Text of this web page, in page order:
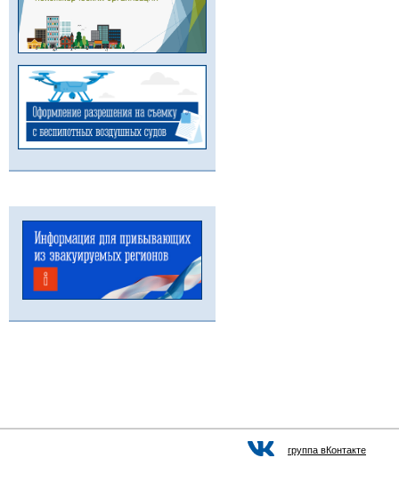
группа вКонтакте